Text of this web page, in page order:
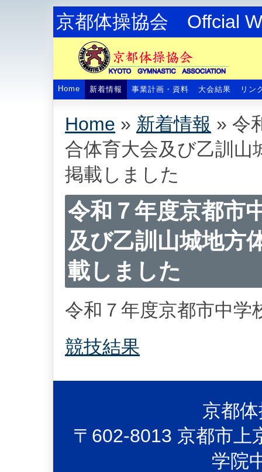
京都体操協会 Offcial
Home 新着情報 事業計画・資料 大会結果 リン
Home » 新着情報 » 令
合体育大会及び乙訓山
掲載しました
令和７年度京都市
及び乙訓山城地方
載しました
令和７年度京都市中学
競技結果
京都
〒602-8013 京都市上
学院